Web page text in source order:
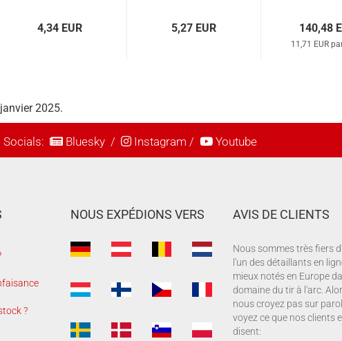
4,34 EUR 5,27 EUR 140,48
11,71 EUR
2025.
Bluesky/ Instagram / Youtube
?
NOUS EXPÉDIONS VERS AVIS DE CLIENTS
Nous sommes très fiers
l'un des détaillants en
mieux notés en Europe
domaine du tir à l'arc.
nous croyez pas sur
voyez ce que nos clients
disent: